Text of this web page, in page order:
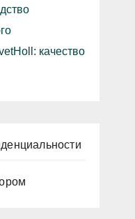
качество